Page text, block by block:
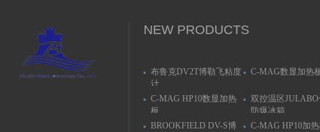
NEW PRODUCTS
布鲁克DV2T博勒飞粘度
计
C-MAG数显加热
C-MAG HP10数显加热
板
双控温区
防爆冰箱
BROOKFIELD DV-S博
C-MAG HP10加